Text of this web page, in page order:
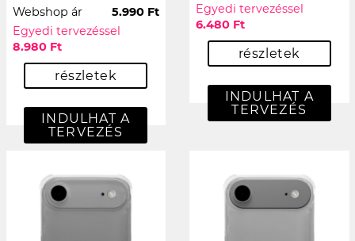
Webshop ár
5.990 Ft
Egyedi tervezéssel
8.980 Ft
részletek
INDULHAT A
TERVEZÉS
Egyedi tervezéssel
6.480 Ft
részletek
INDULHAT A
TERVEZÉS